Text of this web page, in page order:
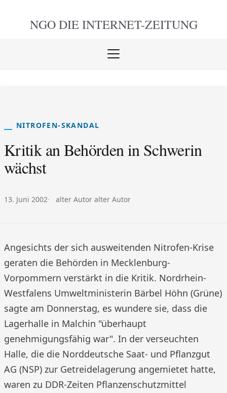
NGO DIE INTERNET-ZEITUNG
Menü
NITROFEN-SKANDAL
Kritik an Behörden in Schwerin
wächst
Veröffentlicht am:
13. Juni 2002 Autor:
alter Autor alter Autor
Angesichts der sich ausweitenden Nitrofen-Krise
geraten die Behörden in Mecklenburg-
Vorpommern verstärkt in die Kritik. Nordrhein-
Westfalens Umweltministerin Bärbel Höhn (Grüne)
sagte am Donnerstag, es wundere sie, dass die
Lagerhalle in Malchin "überhaupt
genehmigungsfähig war". In der verseuchten
Halle, die die Norddeutsche Saat- und Pflanzgut
AG (NSP) zur Getreidelagerung angemietet hatte,
waren zu DDR-Zeiten Pflanzenschutzmittel